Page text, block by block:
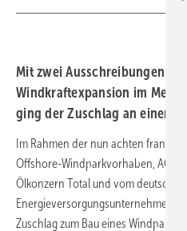
Mit zwei Ausschreibungen rief
Windkraftexpansion im Meer
ging der Zuschlag an einen
Im Rahmen der nun achten
Offshore-Windparkvorhaben, AO8,
Ölkonzern Total und vom deutschen
Energieversorgungsunternehmen
Zuschlag zum Bau eines Windparks